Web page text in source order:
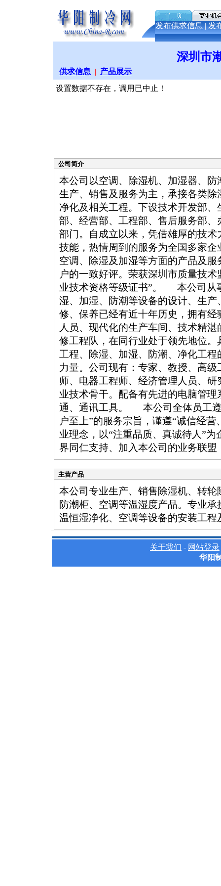
发布供求信息 | 发
深圳市
供求信息 | 产品展示
设置数据不存在，调用已中止！
公司简介
本公司以空调、除湿机、加湿器、防
生产、销售及服务为主，承接各类除
净化及相关工程。下设技术开发部、
部、经营部、工程部、售后服务部、
部门。自成立以来，凭借雄厚的技术
技能，热情周到的服务为全国多家企
空调、除湿及加湿等方面的产品及服
户的一致好评。荣获深圳市质量技术
业技术资格等级证书”。 本公司从
湿、加湿、防潮等设备的设计、生产
修、保养已经有近十年历史，拥有经
人员、现代化的生产车间、技术精
修工程队，在同行业处于领先地位。
工程、除湿、加湿、防潮、净化工程
力量。公司现有：专家、教授、高级
师、电器工程师、经济管理人员、研
业技术骨干。配备有先进的电脑管理
通、通讯工具。 本公司全体员工遵
户至上”的服务宗旨，谨遵“诚信经营
业理念，以“注重品质、真诚待人”为
界同仁支持、加入本公司的业务联盟
主营产品
本公司专业生产、销售除湿机、转轮
防潮柜、空调等温湿度产品。专业承
温恒湿净化、空调等设备的安装工程
关于我们 - 网站登录
华阳